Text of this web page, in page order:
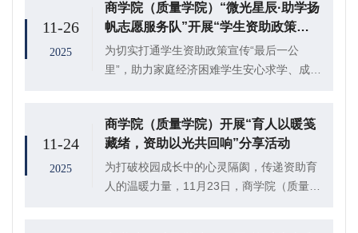
座。讲座由副教授于东阳主持，长江证券...
11-26
2025
商学院（质量学院）“微光星辰·助学扬
帆志愿服务队”开展“学生资助政策进
万家”志愿服务活动
为切实打通学生资助政策宣传“最后一公
里”，助力家庭经济困难学生安心求学、成长
湾社区正式开展“学生资助政策进万家”志愿
服务...
11-24
2025
商学院（质量学院）开展“育人以暖笺
藏绪，资助以光共回响”分享活动
为打破校园成长中的心灵隔阂，传递资助育
人的温暖力量，11月23日，商学院（质量学